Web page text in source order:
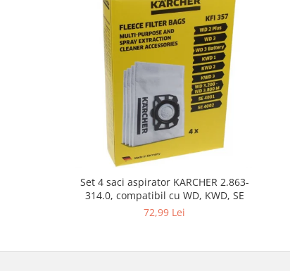
Cutii, curele si accesorii ceasuri
Genti si accesorii barbati
Imbracaminte barbati
Imbracaminte si Incaltaminte copii
Incaltaminte femeiSet 4 saci aspirator KARCHER 2.863-
314.0, compatibil cu WD, KWD, SE
72,99 Lei